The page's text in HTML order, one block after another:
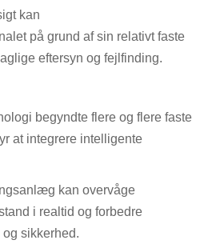
kan
på grund af sin relativt faste
eftersyn og fejlfinding.
begyndte flere og flere faste
at integrere intelligente
kan overvåge
i realtid og forbedre
sikkerhed.